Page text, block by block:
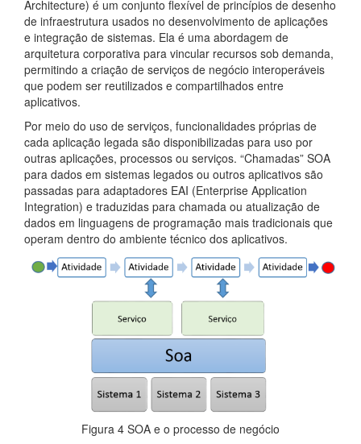
Architecture) é um conjunto flexível de princípios de desenho
de infraestrutura usados no desenvolvimento de aplicações
e integração de sistemas. Ela é uma abordagem de
arquitetura corporativa para vincular recursos sob demanda,
permitindo a criação de serviços de negócio interoperáveis
que podem ser reutilizados e compartilhados entre
aplicativos.
Por meio do uso de serviços, funcionalidades próprias de
cada aplicação legada são disponibilizadas para uso por
outras aplicações, processos ou serviços. “Chamadas” SOA
para dados em sistemas legados ou outros aplicativos são
passadas para adaptadores EAI (Enterprise Application
Integration) e traduzidas para chamada ou atualização de
dados em linguagens de programação mais tradicionais que
operam dentro do ambiente técnico dos aplicativos.
Figura 4 SOA e o processo de negócio